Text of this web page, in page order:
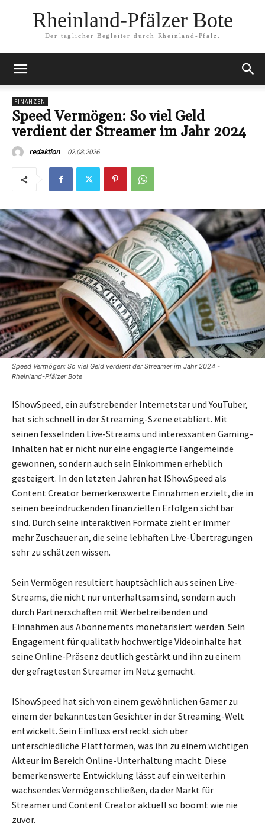
Rheinland-Pfälzer Bote
Der täglicher Begleiter durch Rheinland-Pfalz.
FINANZEN
Speed Vermögen: So viel Geld
verdient der Streamer im Jahr 2024
redaktion 02.08.2026
Speed Vermögen: So viel Geld verdient der Streamer im Jahr 2024 -
Rheinland-Pfälzer Bote
IShowSpeed, ein aufstrebender Internetstar und YouTuber,
hat sich schnell in der Streaming-Szene etabliert. Mit
seinen fesselnden Live-Streams und interessanten Gaming-
Inhalten hat er nicht nur eine engagierte Fangemeinde
gewonnen, sondern auch sein Einkommen erheblich
gesteigert. In den letzten Jahren hat IShowSpeed als
Content Creator bemerkenswerte Einnahmen erzielt, die in
seinen beeindruckenden finanziellen Erfolgen sichtbar
sind. Durch seine interaktiven Formate zieht er immer
mehr Zuschauer an, die seine lebhaften Live-Übertragungen
sehr zu schätzen wissen.
Sein Vermögen resultiert hauptsächlich aus seinen Live-
Streams, die nicht nur unterhaltsam sind, sondern auch
durch Partnerschaften mit Werbetreibenden und
Einnahmen aus Abonnements monetarisiert werden. Sein
Engagement für qualitativ hochwertige Videoinhalte hat
seine Online-Präsenz deutlich gestärkt und ihn zu einem
der gefragtesten Streamer im Netz gemacht.
IShowSpeed hat sich von einem gewöhnlichen Gamer zu
einem der bekanntesten Gesichter in der Streaming-Welt
entwickelt. Sein Einfluss erstreckt sich über
unterschiedliche Plattformen, was ihn zu einem wichtigen
Akteur im Bereich Online-Unterhaltung macht. Diese
bemerkenswerte Entwicklung lässt auf ein weiterhin
wachsendes Vermögen schließen, da der Markt für
Streamer und Content Creator aktuell so boomt wie nie
zuvor.